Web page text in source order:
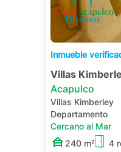
Inmueble
Villas
Acapulco
Villas Kimberley
Departamento
Cercano al Mar
240 m²
4